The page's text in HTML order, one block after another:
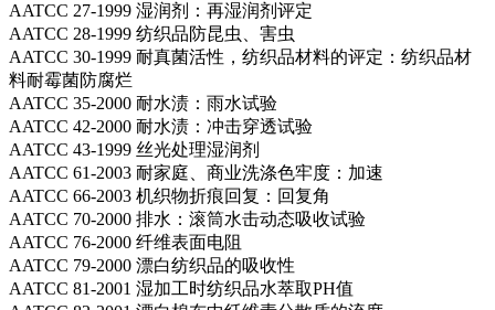
AATCC 27-1999 湿润剂：再湿润剂评定
AATCC 28-1999 纺织品防昆虫、害虫
AATCC 30-1999 耐真菌活性，纺织品材料的评定：纺织品材
料耐霉菌防腐烂
AATCC 35-2000 耐水渍：雨水试验
AATCC 42-2000 耐水渍：冲击穿透试验
AATCC 43-1999 丝光处理湿润剂
AATCC 61-2003 耐家庭、商业洗涤色牢度：加速
AATCC 66-2003 机织物折痕回复：回复角
AATCC 70-2000 排水：滚筒水击动态吸收试验
AATCC 76-2000 纤维表面电阻
AATCC 79-2000 漂白纺织品的吸收性
AATCC 81-2001 湿加工时纺织品水萃取PH值